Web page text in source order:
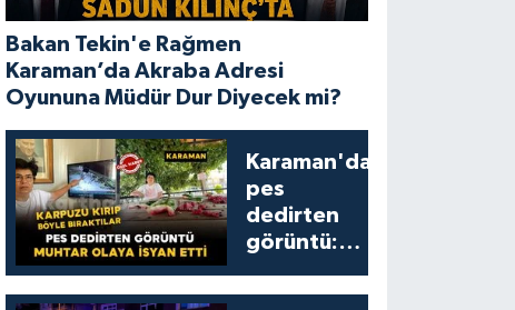
Bakan Tekin'e Rağmen
Karaman’da Akraba Adresi
Oyununa Müdür Dur Diyecek mi?
Karaman'da
pes
dedirten
görüntü:
yumruklayıp